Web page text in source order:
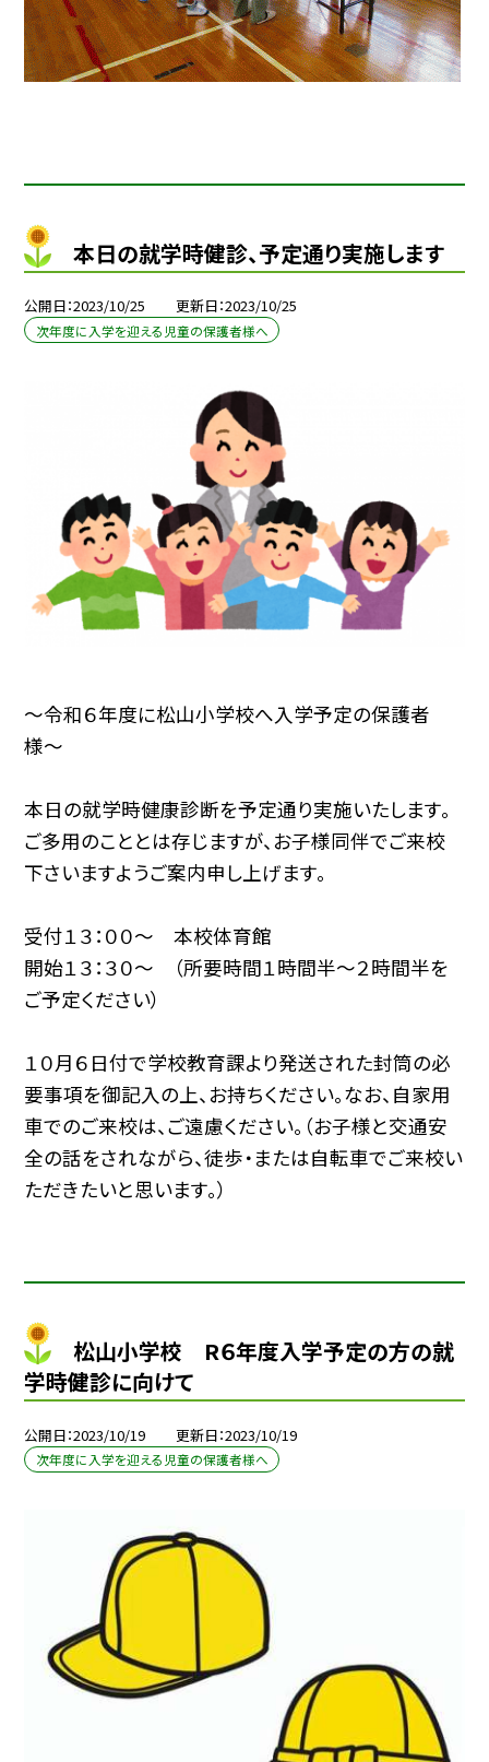
本日の就学時健診、予定通り実施します
公開日 2023/10/25 更新日 2023/10/25
次年度に入学を迎える児童の保護者様へ
〜令和６年度に松山小学校へ入学予定の保護者
様〜
本日の就学時健康診断を予定通り実施いたします。
ご多用のこととは存じますが、お子様同伴でご来校
下さいますようご案内申し上げます。
受付１３：００〜 本校体育館
開始１３：３０〜 （所要時間１時間半〜２時間半を
ご予定ください）
１０月６日付で学校教育課より発送された封筒の必
要事項を御記入の上、お持ちください。なお、自家用
車でのご来校は、ご遠慮ください。（お子様と交通安
全の話をされながら、徒歩・または自転車でご来校い
ただきたいと思います。）
松山小学校 R６年度入学予定の方の就
学時健診に向けて
公開日 2023/10/19 更新日 2023/10/19
次年度に入学を迎える児童の保護者様へ